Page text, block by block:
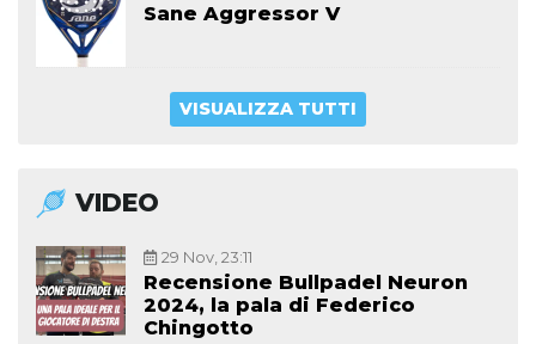
Sane Aggressor V
VISUALIZZA TUTTI
VIDEO
29 Nov, 23:11
Recensione Bullpadel Neuron
2024, la pala di Federico
Chingotto